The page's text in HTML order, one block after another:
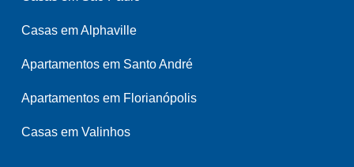
Casas em Alphaville
Apartamentos em Santo André
Apartamentos em Florianópolis
Casas em Valinhos